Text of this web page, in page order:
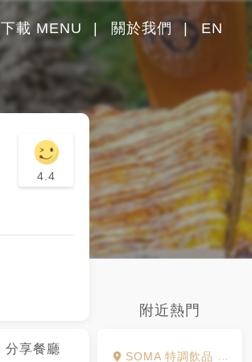
下載 MENU 關於我們 EN
附近熱門
SOMA 特調飲品 東區店
4.4
分享餐廳